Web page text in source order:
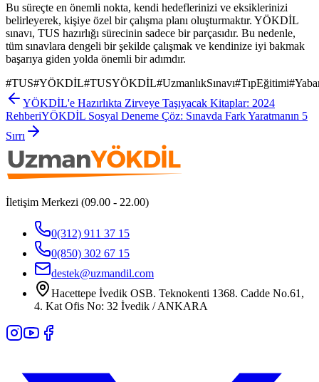
Bu süreçte en önemli nokta, kendi hedeflerinizi ve eksiklerinizi
belirleyerek, kişiye özel bir çalışma planı oluşturmaktır. YÖKDİL
sınavı, TUS hazırlığı sürecinin sadece bir parçasıdır. Bu nedenle,
tüm sınavlara dengeli bir şekilde çalışmak ve kendinize iyi bakmak
başarıya giden yolda önemli bir adımdır.
#TUS#YÖKDİL#TUSYÖKDİL#UzmanlıkSınavı#TıpEğitimi#
YÖKDİL'e Hazırlıkta Zirveye Taşıyacak Kitaplar: 2024
RehberiYÖKDİL Sosyal Deneme Çöz: Sınavda Fark Yaratmanın 5
Sırrı
İletişim Merkezi (09.00 - 22.00)
0(312) 911 37 15
0(850) 302 67 15
destek@uzmandil.com
Hacettepe İvedik OSB. Teknokenti 1368. Cadde No.61,
4. Kat Ofis No: 32 İvedik / ANKARA